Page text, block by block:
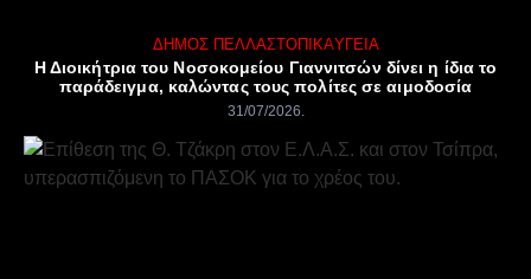
ΔΉΜΟΣ ΠΈΛΛΑΣΤΟΠΙΚΆΥΓΕΊΑ
Η Διοικήτρια του Νοσοκομείου Γιαννιτσών δίνει η ίδια το
παράδειγμα, καλώντας τους πολίτες σε αιμοδοσία
31/07/2026